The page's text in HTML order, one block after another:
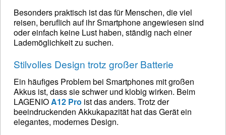
Besonders praktisch ist das für Menschen, die viel
reisen, beruflich auf ihr Smartphone angewiesen sind
oder einfach keine Lust haben, ständig nach einer
Lademöglichkeit zu suchen.
Stilvolles Design trotz großer Batterie
Ein häufiges Problem bei Smartphones mit großen
Akkus ist, dass sie schwer und klobig wirken. Beim
LAGENIO A12 Pro ist das anders. Trotz der
beeindruckenden Akkukapazität hat das Gerät ein
elegantes, modernes Design.